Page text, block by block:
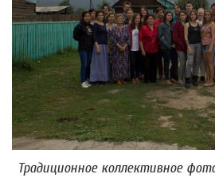
Традиционное коллективное